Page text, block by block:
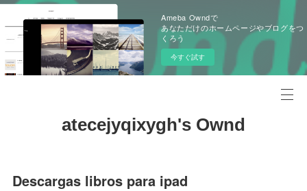
Ameba Owndで
あなただけのホームページやブログをつ
くろう
今すぐ試す
atecejyqixygh's Ownd
Descargas libros para ipad